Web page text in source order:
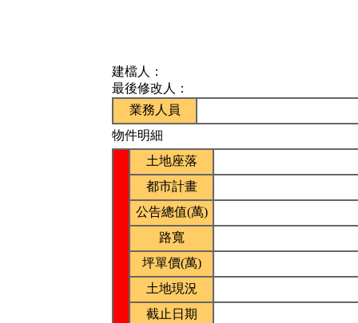
建檔人：
最後修改人：
業務人員
物件明細
土地座落
都市計畫
公告總值(萬)
路寬
坪單價(萬)
土地現況
截止日期